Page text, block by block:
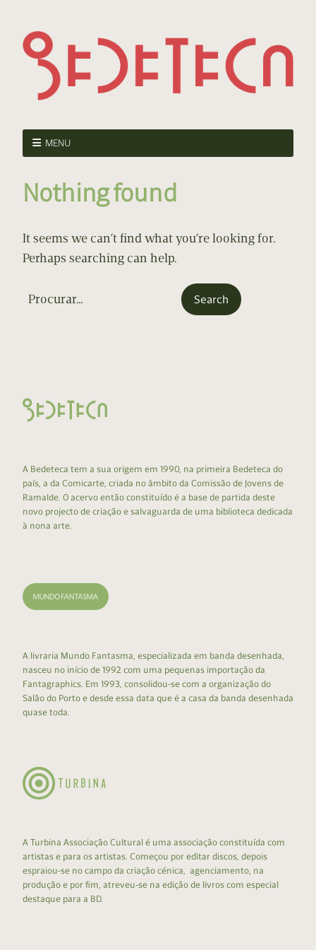
MENU
Nothing found
It seems we can’t find what you’re looking for.
Perhaps searching can help.
A Bedeteca tem a sua origem em 1990, na primeira Bedeteca do
país, a da Comicarte, criada no âmbito da Comissão de Jovens de
Ramalde. O acervo então constituído é a base de partida deste
novo projecto de criação e salvaguarda de uma biblioteca dedicada
à nona arte.
A livraria Mundo Fantasma, especializada em banda desenhada,
nasceu no início de 1992 com uma pequenas importação da
Fantagraphics. Em 1993, consolidou-se com a organização do
Salão do Porto e desde essa data que é a casa da banda desenhada
quase toda.
A Turbina Associação Cultural é uma associação constituída com
artistas e para os artistas. Começou por editar discos, depois
espraiou-se no campo da criação cénica, agenciamento, na
produção e por fim, atreveu-se na edição de livros com especial
destaque para a BD.